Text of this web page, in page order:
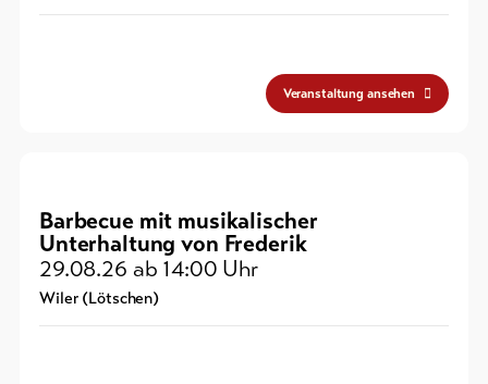
Veranstaltung ansehen
Barbecue mit musikalischer
Unterhaltung von Frederik
29.08.26 ab 14:00 Uhr
Wiler (Lötschen)